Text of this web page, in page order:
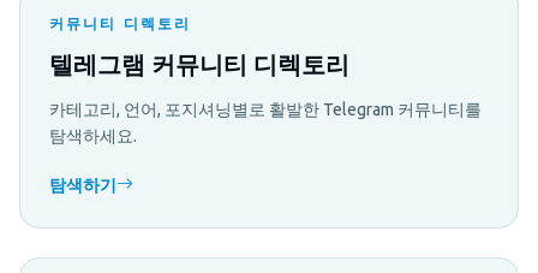
커뮤니티 디렉토리
텔레그램 커뮤니티 디렉토리
카테고리, 언어, 포지셔닝별로 활발한 Telegram 커뮤니티를
탐색하세요.
탐색하기